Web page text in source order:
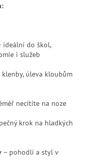
ideální do škol,
i služeb
úleva kloubům
necítíte na noze
krok na hladkých
– pohodlí a styl v